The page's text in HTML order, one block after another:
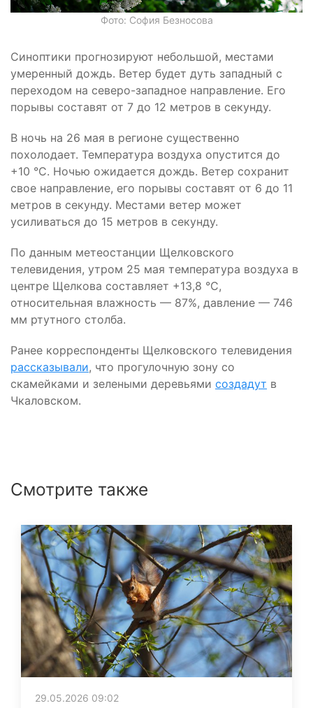
Фото: София Безносова
Синоптики прогнозируют небольшой, местами
умеренный дождь. Ветер будет дуть западный с
переходом на северо-западное направление. Его
порывы составят от 7 до 12 метров в секунду.
В ночь на 26 мая в регионе существенно
похолодает. Температура воздуха опустится до
+10 °C. Ночью ожидается дождь. Ветер сохранит
свое направление, его порывы составят от 6 до 11
метров в секунду. Местами ветер может
усиливаться до 15 метров в секунду.
По данным метеостанции Щелковского
телевидения, утром 25 мая температура воздуха в
центре Щелкова составляет +13,8 °C,
относительная влажность — 87%, давление — 746
мм ртутного столба.
Ранее корреспонденты Щелковского телевидения
рассказывали, что прогулочную зону со
скамейками и зелеными деревьями создадут в
Чкаловском.
Смотрите также
29.05.2026 09:02